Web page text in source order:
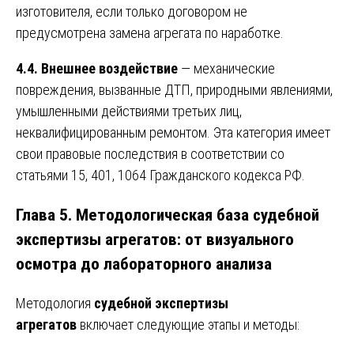
изготовителя, если только договором не
предусмотрена замена агрегата по наработке.
4.4. Внешнее воздействие — механические
повреждения, вызванные ДТП, природными явлениями,
умышленными действиями третьих лиц,
неквалифицированным ремонтом. Эта категория имеет
свои правовые последствия в соответствии со
статьями 15, 401, 1064 Гражданского кодекса РФ.
Глава 5. Методологическая база судебной
экспертизы агрегатов: от визуального
осмотра до лабораторного анализа
Методология судебной экспертизы
агрегатов включает следующие этапы и методы: